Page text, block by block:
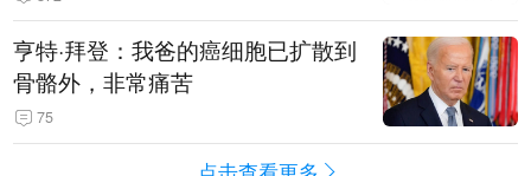
亨特·拜登：我爸的癌细胞已扩散到
骨骼外，非常痛苦
75